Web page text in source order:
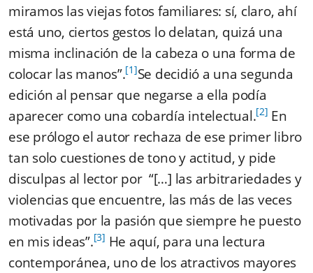
miramos las viejas fotos familiares: sí, claro, ahí
está uno, ciertos gestos lo delatan, quizá una
misma inclinación de la cabeza o una forma de
colocar las manos”.[1]Se decidió a una segunda
edición al pensar que negarse a ella podía
aparecer como una cobardía intelectual.[2] En
ese prólogo el autor rechaza de ese primer libro
tan solo cuestiones de tono y actitud, y pide
disculpas al lector por “[…] las arbitrariedades y
violencias que encuentre, las más de las veces
motivadas por la pasión que siempre he puesto
en mis ideas”.[3] He aquí, para una lectura
contemporánea, uno de los atractivos mayores